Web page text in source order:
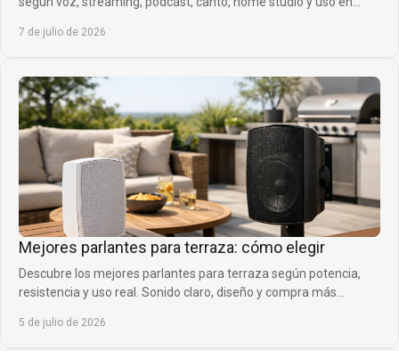
7 de julio de 2026
Mejores parlantes para terraza: cómo elegir
Descubre los mejores parlantes para terraza según potencia,
resistencia y uso real. Sonido claro, diseño y compra más
5 de julio de 2026